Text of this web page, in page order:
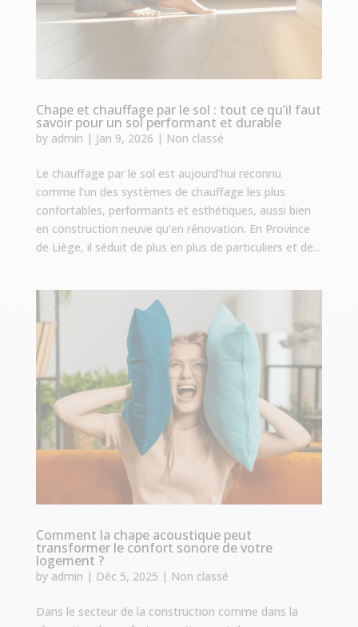
Chape et chauffage par le sol : tout ce qu’il faut
savoir pour un sol performant et durable
by admin | Jan 9, 2026 | Non classé
Le chauffage par le sol est aujourd’hui reconnu
comme l’un des systèmes de chauffage les plus
confortables, performants et esthétiques, aussi bien
en construction neuve qu’en rénovation. En Province
de Liège, il séduit de plus en plus de particuliers et de...
Comment la chape acoustique peut
transformer le confort sonore de votre
logement ?
by admin | Déc 5, 2025 | Non classé
Dans le secteur de la construction comme dans la